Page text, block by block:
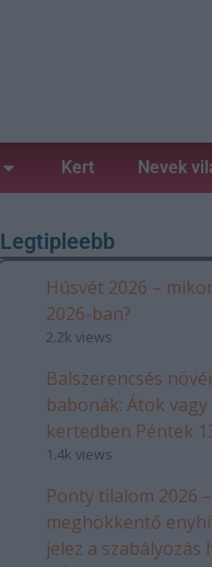
Kert Nevek
Legtipleebb
Húsvét 2026 –
2026-ban?
2.2k views
Balszerencsés
babonák: Átok vagy
kertedben Péntek
1.4k views
Ponty tilalom 2026 –
meghökkentő
jelez a szabályozás